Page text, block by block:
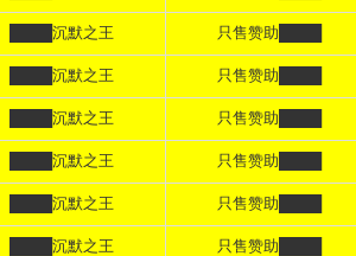
████沉默之王 只售赞助████
████沉默之王 只售赞助████
████沉默之王 只售赞助████
████沉默之王 只售赞助████
████沉默之王 只售赞助████
████沉默之王 只售赞助████